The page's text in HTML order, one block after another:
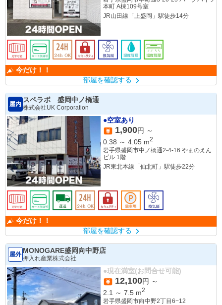
本町 A棟109号室
JR山田線「上盛岡」駅徒歩14分
今だけ！！
部屋を確認する
屋内
スペラボ 盛岡中ノ橋通
株式会社UK Corporation
●空室あり
1,900円 ～
0.38 ～ 4.05 m2
岩手県盛岡市中ノ橋通2-4-16 やまのえん
ビル 1階
JR東北本線「仙北町」駅徒歩22分
今だけ！！
部屋を確認する
屋外 MONOGARE盛岡向中野店
押入れ産業株式会社
●現在満室(お問合せ可能)
12,100円 ～
2.1
～ 7.5 m2
岩手県盛岡市向中野2丁目6−12